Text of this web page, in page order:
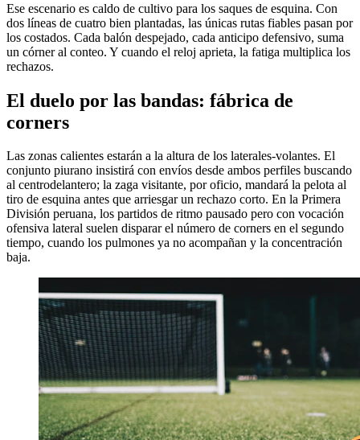
Ese escenario es caldo de cultivo para los saques de esquina. Con
dos líneas de cuatro bien plantadas, las únicas rutas fiables pasan por
los costados. Cada balón despejado, cada anticipo defensivo, suma
un córner al conteo. Y cuando el reloj aprieta, la fatiga multiplica los
rechazos.
El duelo por las bandas: fábrica de
corners
Las zonas calientes estarán a la altura de los laterales-volantes. El
conjunto piurano insistirá con envíos desde ambos perfiles buscando
al centrodelantero; la zaga visitante, por oficio, mandará la pelota al
tiro de esquina antes que arriesgar un rechazo corto. En la Primera
División peruana, los partidos de ritmo pausado pero con vocación
ofensiva lateral suelen disparar el número de corners en el segundo
tiempo, cuando los pulmones ya no acompañan y la concentración
baja.